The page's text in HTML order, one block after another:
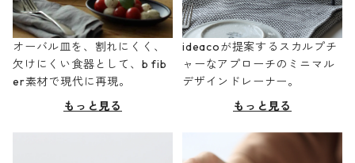
オーバル皿を、割れにくく、
欠けにくい食器として、b fib
er素材で現代に再現。
もっと見る
ideacoが提案するスカルプチ
ャーなアプローチのミニマル
デザインドレーナー。
もっと見る